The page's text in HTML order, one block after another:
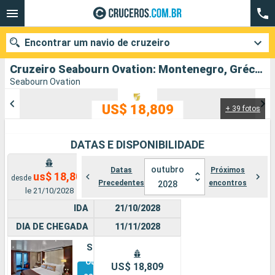
Cruzeiro Seabourn Ovation: Montenegro, Grécia, Croácia, EslovÃnia, Malta, Itália partindo de Dubrovnik
Seabourn Ovation
+ 39 fotos
US$ 18,809
DATAS E DISPONIBILIDADE
desde us$ 18,809
le 21/10/2028
Datas
Precedentes
outubro
2028
Próximos
encontros
IDA
DIA DE CHEGADA
Suíte
Outras
21/10/2028
11/11/2028
US$ 18,809
Encontrar um navio de cruzeiro
Cidades Companhias
Pesquisar